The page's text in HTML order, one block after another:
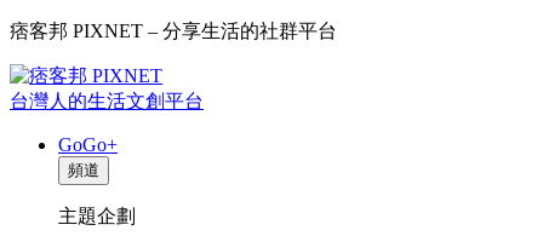
痞客邦 PIXNET – 分享生活的社群平台
台灣人的生活文創平台
GoGo+
頻道
主題企劃